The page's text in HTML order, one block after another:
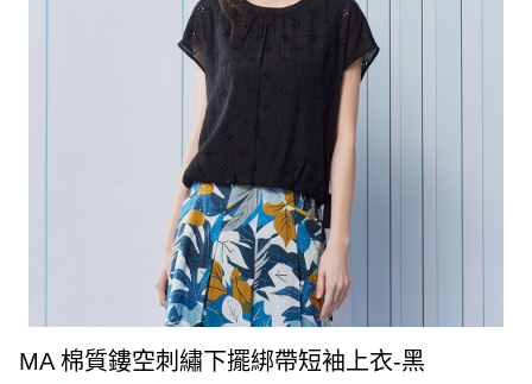
MA 棉質鏤空刺繡下擺綁帶短袖上衣-黑